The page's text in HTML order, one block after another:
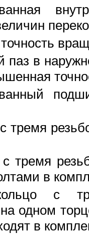
в
тремя
с тремя
в
с
одном
в